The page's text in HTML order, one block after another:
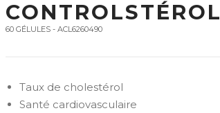
CONTROLSTÉROL
60 GÉLULES - ACL6260490
Taux de cholestérol
Santé cardiovasculaire